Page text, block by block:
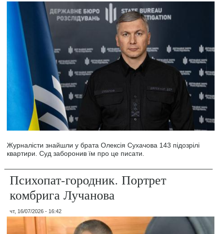
Журналісти знайшли у брата Олексія Сухачова 143 підозрілі
квартири. Суд заборонив їм про це писати.
Психопат-городник. Портрет
комбрига Лучанова
чт, 16/07/2026 - 16:42